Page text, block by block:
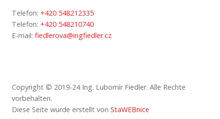
Telefon: +420 548212335
Telefon: +420 548210740
E-mail: fiedlerova@ingfiedler.cz
Copyright © 2019-24 Ing. Lubomír Fiedler. Alle Rechte
vorbehalten.
Diese Seite wurde erstellt von StaWEBnice